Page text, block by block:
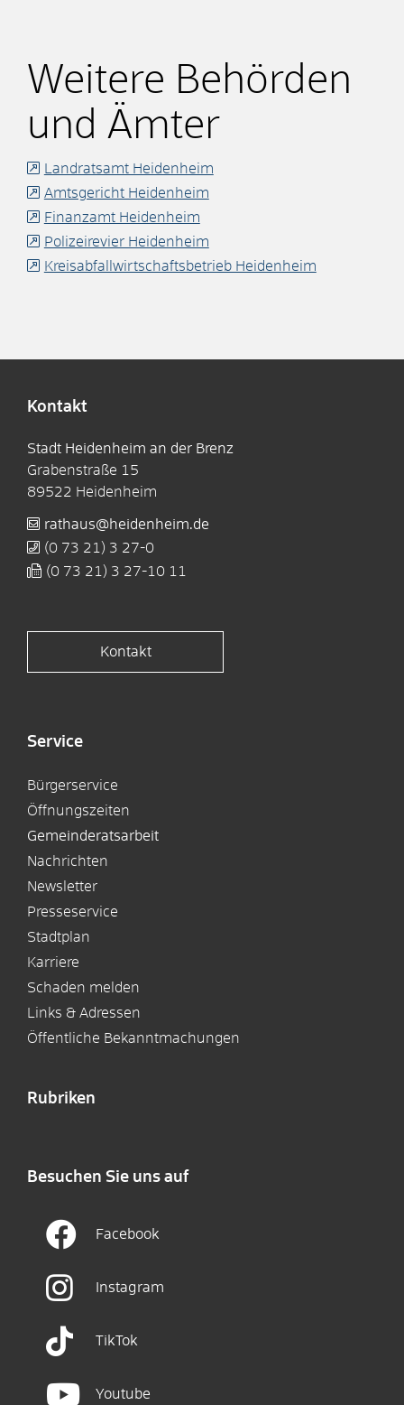
Weitere Behörden
und Ämter
Landratsamt Heidenheim
Amtsgericht Heidenheim
Finanzamt Heidenheim
Polizeirevier Heidenheim
Kreisabfallwirtschaftsbetrieb Heidenheim
Kontakt
Stadt Heidenheim an der Brenz
Grabenstraße 15
89522 Heidenheim
rathaus@heidenheim.de
(0 73 21) 3 27-0
(0 73 21) 3 27-10 11
Kontakt
Service
Bürgerservice
Öffnungszeiten
Gemeinderatsarbeit
Nachrichten
Newsletter
Presseservice
Stadtplan
Karriere
Schaden melden
Links & Adressen
Öffentliche Bekanntmachungen
Rubriken
Besuchen Sie uns auf
Facebook
Instagram
TikTok
Youtube